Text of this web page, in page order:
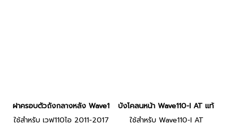
ฝาครอบตัวถังกลางหลัง Wave110-I 2011 ตัวที่ 2 แท้ศูนย์ ยี่ห้อ Honda
ใช้สำหรับ เวฟ110ไอ 2011-2017
บังโคลนหน้า Wave110-I AT แท้
ใช้สำหรับ Wave110-I AT